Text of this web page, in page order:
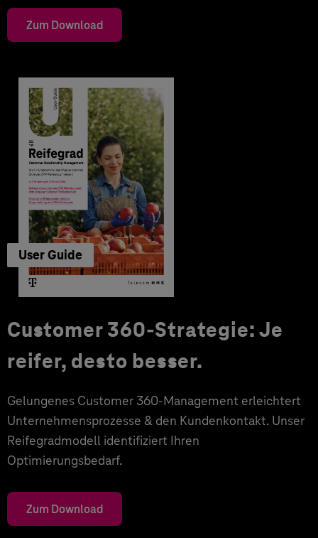
Zum Download
User Guide
Customer 360-Strategie: Je
reifer, desto besser.
Gelungenes Customer 360-Management erleichtert
Unternehmensprozesse & den Kundenkontakt. Unser
Reifegradmodell identifiziert Ihren
Optimierungsbedarf.
Zum Download